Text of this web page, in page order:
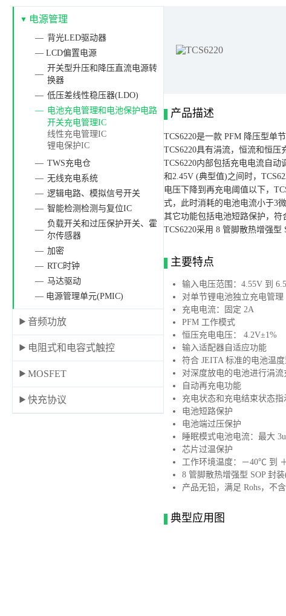
电源管理
背光LED驱动器
— LCD偏置电源
开关型升压和降压直流电源转
换器
低压差线性稳压器(LDO)
电池充电管理和电池保护电路
开关充电管理IC
线性充电管理IC
锂电保护IC
TWS充电仓
无线充电系统
逻辑电路、模拟信号开关
智能检测检测与复位IC
负载开关和过压保护开关、霍
尔传感器
加密
RTC时钟
马达驱动
— 电源管理单元(PMIC)
音频功放
电阻式和电容式触控
MOSFET
快充协议
产品描述
TCS6220是一款 PFM 降压型单
TCS6220具有涓流，恒流和恒
TCS6220内部包括充电电流自
和2.45V (典型值)之间时，
电压下降到再充电阈值以下，
式，此时消耗的电池电流小于3微
其它功能包括电池短路保护，符
TCS6220采用 8 管脚散热增强型
主要特点
输入电压范围：4.55V 到
对单节锂电池独立充电管理
充电电流：固定 2A
PFM 工作模式
恒压充电电压： 4.2V±1%
输入适配器自适应功能
符合 JEITA 标准的电池温
对深度放电的电池进行涓流
自动再充电功能
充电状态和充电结束状态指
电池短路保护
电池端过压保护
睡眠模式电池电流：最大
芯片过温保护
工作环境温度：－40℃ 到
8 管脚散热增强型 SOP 封装
产品无铅，满足 Rohs，不
典型应用图